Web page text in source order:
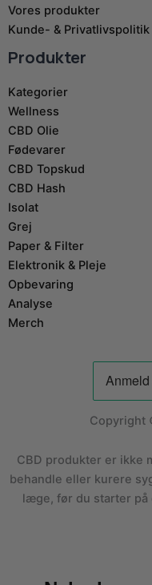
Vores produkter
Kunde- & Privatlivspolitik
Produkter
Kategorier
Wellness
CBD Olie
Fødevarer
CBD Topskud
CBD Hash
Isolat
Grej
Paper & Filter
Elektronik & Pleje
Opbevaring
Analyse
Merch
Copyright
CBD produkter er ikke
behandle eller kurere
læge, før du starter